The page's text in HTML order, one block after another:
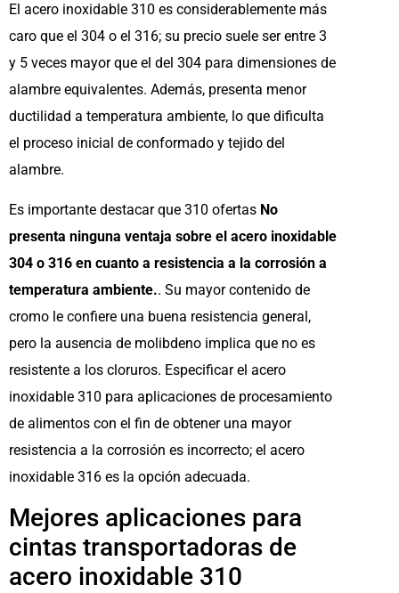
El acero inoxidable 310 es considerablemente más
caro que el 304 o el 316; su precio suele ser entre 3
y 5 veces mayor que el del 304 para dimensiones de
alambre equivalentes. Además, presenta menor
ductilidad a temperatura ambiente, lo que dificulta
el proceso inicial de conformado y tejido del
alambre.
Es importante destacar que 310 ofertas No
presenta ninguna ventaja sobre el acero inoxidable
304 o 316 en cuanto a resistencia a la corrosión a
temperatura ambiente.. Su mayor contenido de
cromo le confiere una buena resistencia general,
pero la ausencia de molibdeno implica que no es
resistente a los cloruros. Especificar el acero
inoxidable 310 para aplicaciones de procesamiento
de alimentos con el fin de obtener una mayor
resistencia a la corrosión es incorrecto; el acero
inoxidable 316 es la opción adecuada.
Mejores aplicaciones para
cintas transportadoras de
acero inoxidable 310